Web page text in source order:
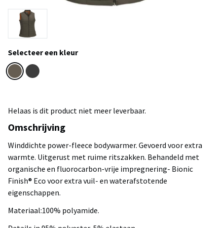
Selecteer een kleur
Helaas is dit product niet meer leverbaar.
Omschrijving
Winddichte power-fleece bodywarmer. Gevoerd voor extra
warmte. Uitgerust met ruime ritszakken. Behandeld met
organische en fluorocarbon-vrije impregnering- Bionic
Finish® Eco voor extra vuil- en waterafstotende
eigenschappen.
Materiaal:100% polyamide.